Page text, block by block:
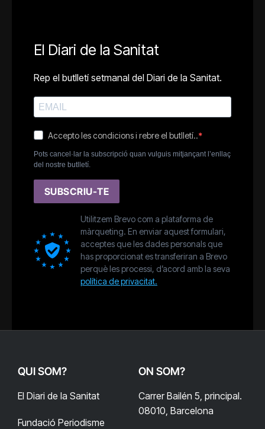
El Diari de la Sanitat
Rep el butlletí setmanal del Diari de la Sanitat.
Accepto les condicions i rebre el butlletí..
Pots cancel·lar la subscripció quan vulguis mitjançant l’enllaç
del nostre butlletí.
SUBSCRIU-TE
Utilitzem Brevo com a plataforma de
màrqueting. En enviar aquest formulari,
acceptes que les dades personals que
has proporcionat es transferiran a Brevo
perquè les processi, d’acord amb la seva
política de privacitat.
QUI SOM?
El Diari de la Sanitat
Fundació Periodisme
ON SOM?
Carrer Bailén 5, principal.
08010, Barcelona